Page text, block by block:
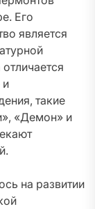
Его
является
и
такие
«Демон» и
на развитии